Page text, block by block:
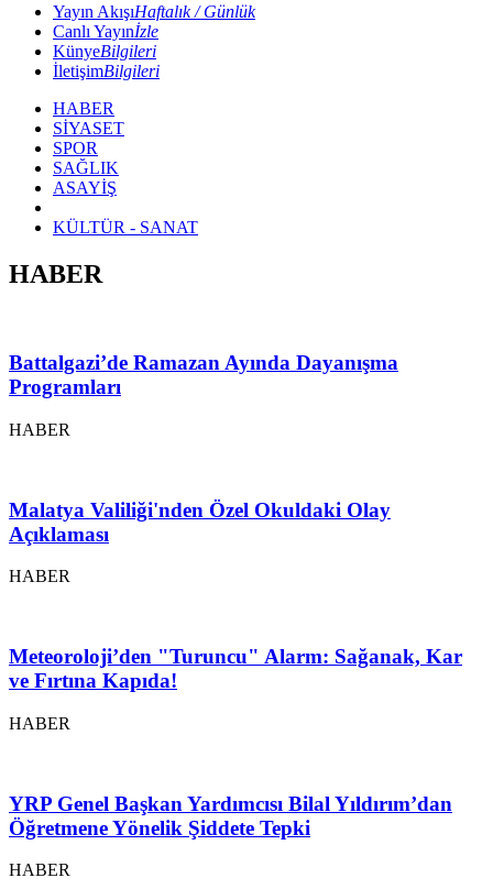
Yayın AkışıHaftalık / Günlük
Canlı Yayınİzle
KünyeBilgileri
İletişimBilgileri
HABER
SİYASET
SPOR
SAĞLIK
ASAYİŞ
KÜLTÜR - SANAT
HABER
Battalgazi’de Ramazan Ayında Dayanışma
Programları
HABER
Malatya Valiliği'nden Özel Okuldaki Olay
Açıklaması
HABER
Meteoroloji’den "Turuncu" Alarm: Sağanak, Kar
ve Fırtına Kapıda!
HABER
YRP Genel Başkan Yardımcısı Bilal Yıldırım’dan
Öğretmene Yönelik Şiddete Tepki
HABER